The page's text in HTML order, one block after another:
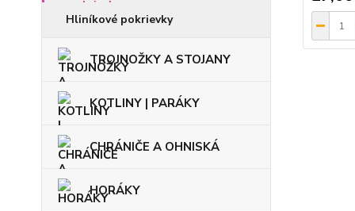
Hliníkové pokrievky
TROJNOŽKY A STOJANY
KOTLINY | PARÁKY
CHRÁNIČE A OHNISKÁ
HORÁKY